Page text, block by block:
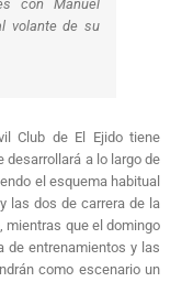
con Manuel
volante de su
Club de El Ejido tiene
desarrollará a lo largo de
el esquema habitual
las dos de carrera de la
mientras que el domingo
de entrenamientos y las
como escenario un